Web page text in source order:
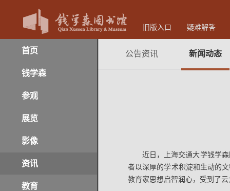
旧版入口 疑难解答
首页
钱学森
参观
展览
影像
资讯
教育
公告资讯 新闻动态
近日，上海交通大学钱学
者以深厚的学术积淀和生动的
教育家思想启智润心，受到了